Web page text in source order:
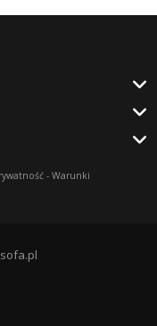
- Warunki